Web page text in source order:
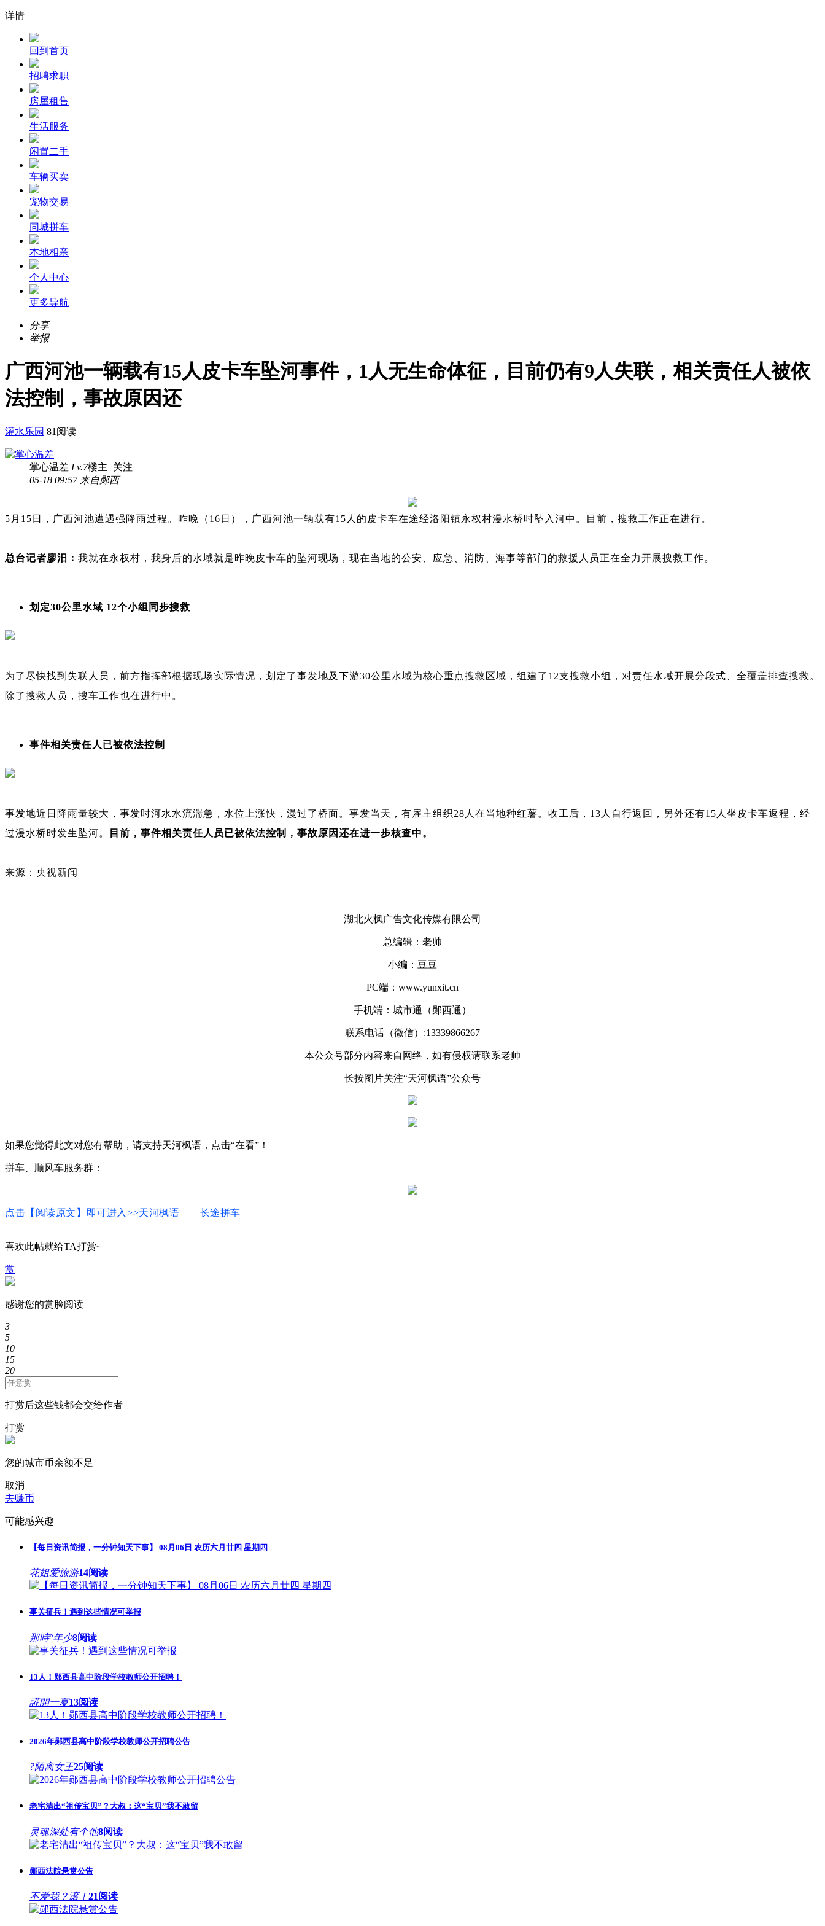
详情
回到首页
招聘求职
房屋租售
生活服务
闲置二手
车辆买卖
宠物交易
同城拼车
本地相亲
个人中心
更多导航
分享
举报
广西河池一辆载有15人皮卡车坠河事件，1人无生命体征，目前仍有9人失联，相关责任人被依
法控制，事故原因还
灌水乐园 81阅读
掌心温差 Lv.7楼主+关注
05-18 09:57 来自郧西
5月15日，广西河池遭遇强降雨过程。昨晚（16日），广西河池一辆载有15人的皮卡车在途经洛阳镇永权村漫水桥时坠入河中。目前，搜救工作正在进行。
总台记者廖汨 ： 我就在永权村，我身后的水域就是昨晚皮卡车的坠河现场，现在当地的公安、应急、消防、海事等部门的救援人员正在全力开展搜救工作。
划定30公里水域 12个小组同步搜救
为了尽快找到失联人员，前方指挥部根据现场实际情况，划定了事发地及下游30公里水域为核心重点搜救区域，组建了12支搜救小组，对责任水域开展分段式、全覆盖排查搜救。
除了搜救人员，搜车工作也在进行中。
事件相关责任人已被依法控制
事发地近日降雨量较大，事发时河水水流湍急，水位上涨快，漫过了桥面。事发当天，有雇主组织28人在当地种红薯。收工后，13人自行返回，另外还有15人坐皮卡车返程，经
过漫水桥时发生坠河。
目前，事件相关责任人员已被依法控制，事故原因还在进一步核查中。
来源：央视新闻
湖北火枫广告文化传媒有限公司
总编辑：老帅
小编：豆豆
PC端：www.yunxit.cn
手机端：城市通（郧西通）
联系电话（微信）:13339866267
本公众号部分内容来自网络，如有侵权请联系老帅
长按图片关注“天河枫语”公众号
如果您觉得此文对您有帮助，请支持天河枫语，点击“在看”！
拼车、顺风车服务群：
点击【阅读原文】即可进入 >>天河枫语——长途拼车
喜欢此帖就给TA打赏~
赏
感谢您的赏脸阅读
3
5
10
15
20
打赏后这些钱都会交给作者
打赏
您的城市币余额不足
取消
去赚币
可能感兴趣
【每日资讯简报，一分钟知天下事】 08月06日 农历六月廿四 星期四
花姐爱旅游14阅读
事关征兵！遇到这些情况可举报
那時°年少8阅读
13人！郧西县高中阶段学校教师公开招聘！
誮開一夏13阅读
2026年郧西县高中阶段学校教师公开招聘公告
?陌离女王25阅读
老宅清出“祖传宝贝”？大叔：这“宝贝”我不敢留
灵魂深处有个他8阅读
郧西法院悬赏公告
不爱我？滚！ 21阅读